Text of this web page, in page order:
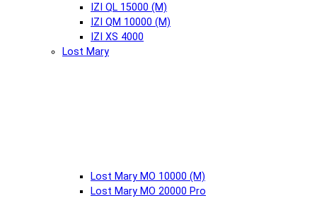
IZI QL 15000 (М)
IZI QM 10000 (М)
IZI XS 4000
Lost Mary
Lost Mary MO 10000 (М)
Lost Mary MO 20000 Pro